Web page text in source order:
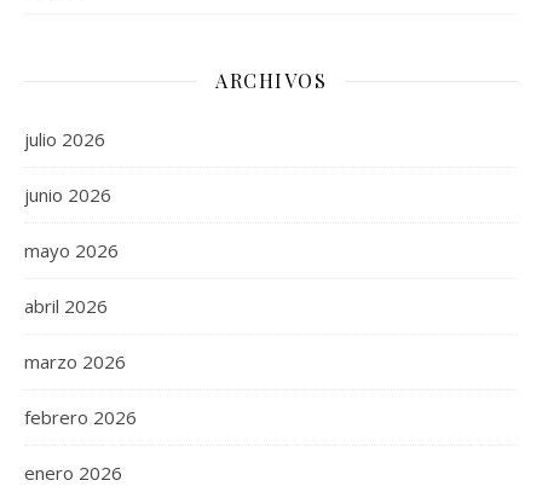
ARCHIVOS
julio 2026
junio 2026
mayo 2026
abril 2026
marzo 2026
febrero 2026
enero 2026